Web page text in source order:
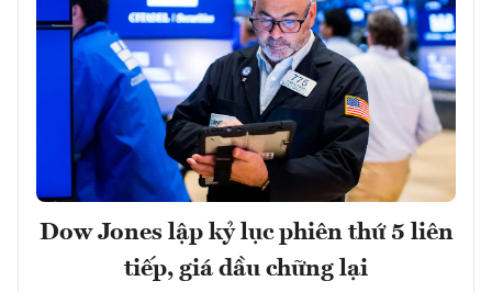
Dow Jones lập kỷ lục phiên thứ 5 liên
tiếp, giá dầu chững lại